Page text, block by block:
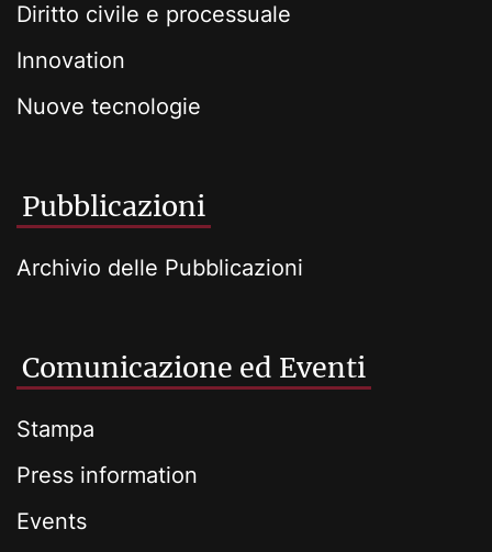
Diritto civile e processuale
Innovation
Nuove tecnologie
Pubblicazioni
Archivio delle Pubblicazioni
Comunicazione ed Eventi
Stampa
Press information
Events